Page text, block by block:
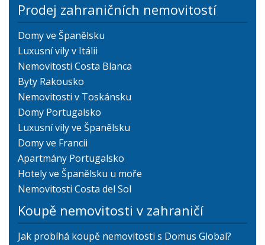
Prodej zahraničních nemovitostí
Domy ve Španělsku
Luxusní vily v Itálii
Nemovitosti Costa Blanca
Byty Rakousko
Nemovitosti v Toskánsku
Domy Portugalsko
Luxusní vily ve Španělsku
Domy ve Francii
Apartmány Portugalsko
Hotely ve Španělsku u moře
Nemovitosti Costa del Sol
Koupě nemovitosti v zahraničí
Jak probíhá koupě nemovitosti s Domus Global?